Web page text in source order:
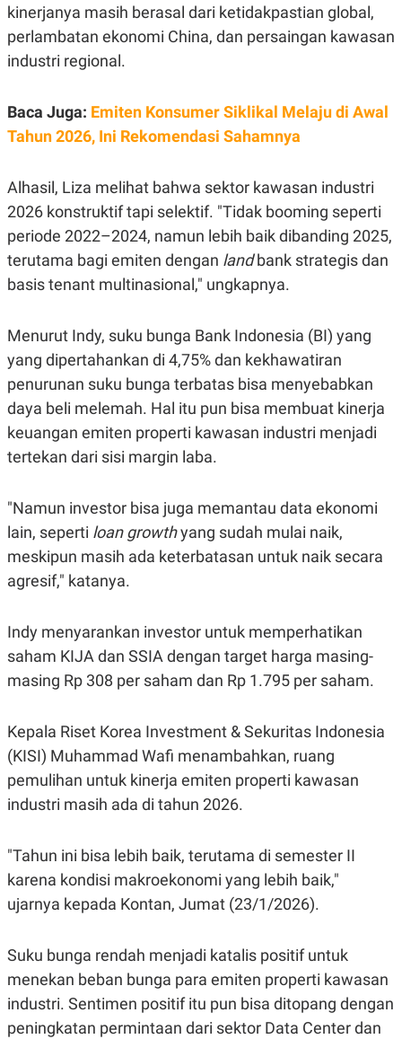
N
G
K
G
D
A
D
PROFILE
TERM
OF
USE
SIBER
PRIVACY
POLICY
kinerjanya masih berasal dari ketidakpastian global,
perlambatan ekonomi China, dan persaingan kawasan
industri regional.
Baca Juga: Emiten Konsumer Siklikal Melaju di Awal
Tahun 2026, Ini Rekomendasi Sahamnya
Alhasil, Liza melihat bahwa sektor kawasan industri
2026 konstruktif tapi selektif. "Tidak booming seperti
periode 2022–2024, namun lebih baik dibanding 2025,
terutama bagi emiten dengan landbank strategis dan
basis tenant multinasional," ungkapnya.
Menurut Indy, suku bunga Bank Indonesia (BI) yang
yang dipertahankan di 4,75% dan kekhawatiran
penurunan suku bunga terbatas bisa menyebabkan
daya beli melemah. Hal itu pun bisa membuat kinerja
keuangan emiten properti kawasan industri menjadi
tertekan dari sisi margin laba.
"Namun investor bisa juga memantau data ekonomi
lain, seperti loan growthyang sudah mulai naik,
meskipun masih ada keterbatasan untuk naik secara
agresif," katanya.
Indy menyarankan investor untuk memperhatikan
saham KIJA dan SSIA dengan target harga masing-
masing Rp 308 per saham dan Rp 1.795 per saham.
Kepala Riset Korea Investment & Sekuritas Indonesia
(KISI) Muhammad Wafi menambahkan, ruang
pemulihan untuk kinerja emiten properti kawasan
industri masih ada di tahun 2026.
"Tahun ini bisa lebih baik, terutama di semester II
karena kondisi makroekonomi yang lebih baik,"
ujarnya kepada Kontan, Jumat (23/1/2026).
Suku bunga rendah menjadi katalis positif untuk
menekan beban bunga para emiten properti kawasan
industri. Sentimen positif itu pun bisa ditopang dengan
peningkatan permintaan dari sektor Data Center dan